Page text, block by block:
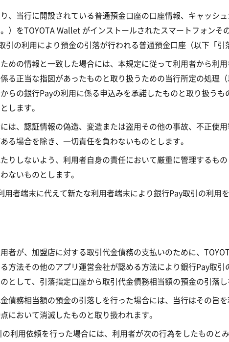
、当行に開設されている普通預金口座の口座情報、キャッシ
）をTOYOTA Wallet がインストールされたスマートフォンそ
の利用により預金の引落が行われる普通預金口座（以下「引
めの情報と一致した場合には、本規定に従って利用者から利
る正当な指図があったものと取り扱うための当行所定の処理
らの銀行Payの利用に係る申込みを承諾したものと取り扱う
します。
は、認証情報の偽造、変造または盗用その他の事故、不正使
る場合を除き、一切責任を負わないものとします。
りしないよう、利用者自身の責任において厳重に管理するも
ないものとします。
者端末に代えて新たな利用者端末により銀行Pay取引の利用
者が、加盟店に対する取引代金債務の支払いのために、
方法その他のアプリ運営会社が認める方法により銀行Pay取
として、引落指定口座から取引代金債務相当額の預金の引落し
債務相当額の預金の引落しを行った場合には、当行はその旨
において消滅したものと取り扱われます。
利用依頼を行った場合には、利用者が次の行為をしたものとみ